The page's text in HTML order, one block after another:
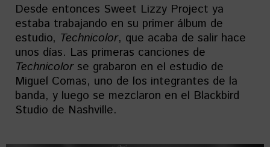
Desde entonces Sweet Lizzy Project ya
estaba trabajando en su primer álbum de
estudio, Technicolor, que acaba de salir hace
unos días. Las primeras canciones de
Technicolorse grabaron en el estudio de
Miguel Comas, uno de los integrantes de la
banda, y luego se mezclaron en el Blackbird
Studio de Nashville.